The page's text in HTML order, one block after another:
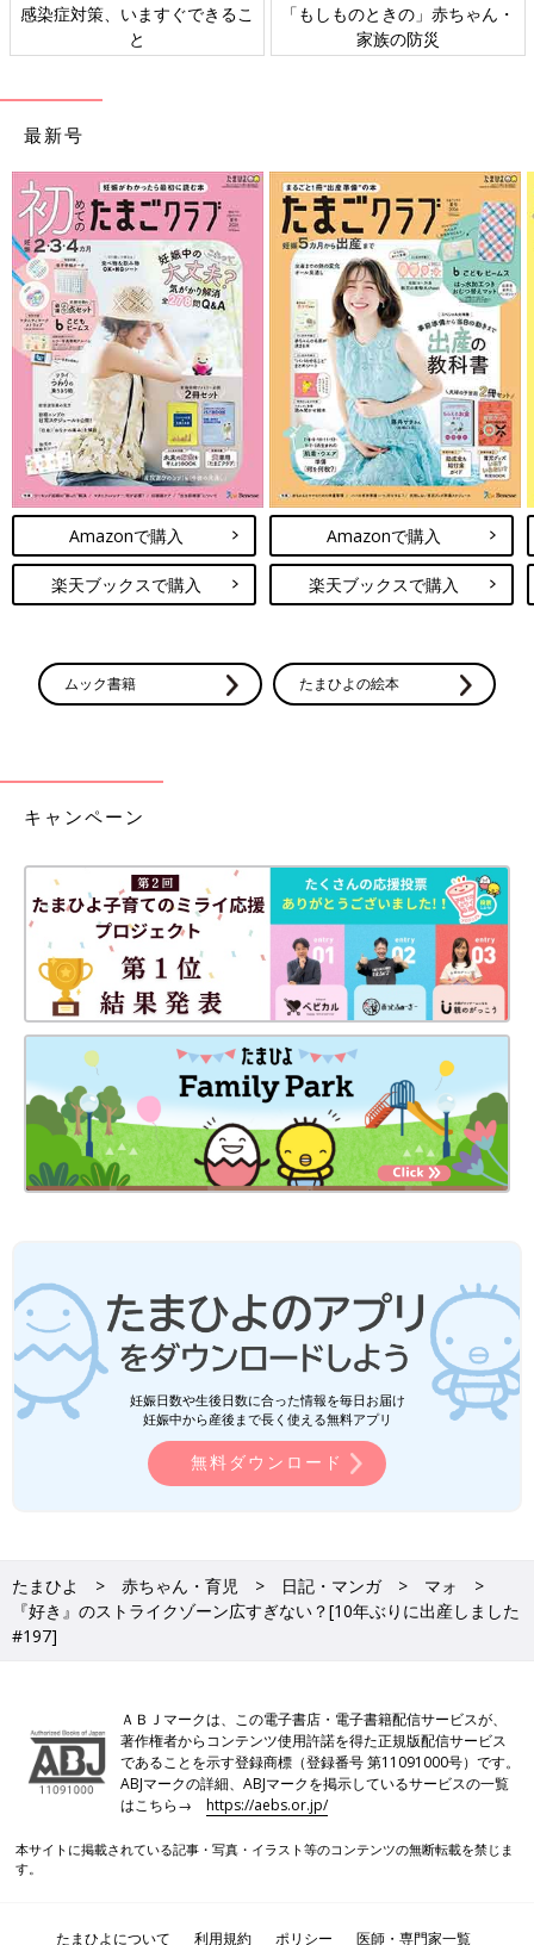
年々寒がりになってきて、生まれて初めてもも
ひきがほしくなったマォです、こんにちは！ 高
校生の長女、中学生の長男、そして10年ぶりに
でなく、乗り物イラストどーん！な青や黒い服も入っています。
着る服はいつも自分で選びますが、ある時は「かわいいから、こ
れにする～」とふりふりのついたガーリーコーデ。
またある時は、グレー地に救急車や消防車などが描かれた働く車
コーデ。
そしてトップスは乗り物、ボトムスはふりふりスカートという甘
辛ＭＩＸコーデまで披露してくれます♪
お兄ちゃんのおさがりを着させられてるとか思われそうだ…(笑)
特定のキャラクターものしか着なかった上の子たちとは全然違う
なぁ。
でもね、これ親としてはすごく楽なんです！
ストライクゾーンが広いので、服やプレゼントは何を買っても大
体喜んでくれる！
ファミレスのお子様ランチのおまけなどで、男の子のものしかな
い・女の子のものしかない時でも、どちらでも喜ぶ！(笑)
もうちょっと大きくなったらまた好みも変わるかと思いますが、
好きなものの幅が広いとなんでも楽しめて良いなぁと、ちょっと
・[10年ぶりに出産しました]記事一覧
[マォ]
静岡の田舎町在住。
高校生の長女、中学生の長男、そして10年ぶりに妊娠・出産した
末っ子次女は、あっという間に幼稚園児に！妊娠・育児の記録を
（インスタグラム）にて公開中。
前の話
トイレで！できたー
ーーー！！[10年ぶり
に出産しました#196]
一覧
次の話
もうすぐ おねえさん
[10年ぶりに出産しまし
た#198]
感染症対策、いますぐできるこ
と
「もしものときの」赤ちゃん・
家族の防災
最新号
Amazonで購入
楽天ブックスで購入
Amazonで購入
楽天ブックスで購入
ムック書籍 たまひよの絵本
キャンペーン
妊娠日数や生後日数に合った情報を毎日お届け
妊娠中から産後まで長く使える無料アプリ
無料ダウンロード
たまひよ 赤ちゃん・育児 日記・マンガ
マォ
『好き』のストライクゾーン広すぎない？[10年ぶりに出産しました
#197]
ＡＢＪマークは、この電子書店・電子書籍配信サービスが、
著作権者からコンテンツ使用許諾を得た正規版配信サービス
であることを示す登録商標（登録番号 第11091000号）です。
ABJマークの詳細、ABJマークを掲示しているサービスの一覧
はこちら→https://aebs.or.jp/
本サイトに掲載されている記事・写真・イラスト等のコンテンツの無断転載を禁じま
す。
たまひよについて 利用規約 ポリシー 医師・専門家一覧